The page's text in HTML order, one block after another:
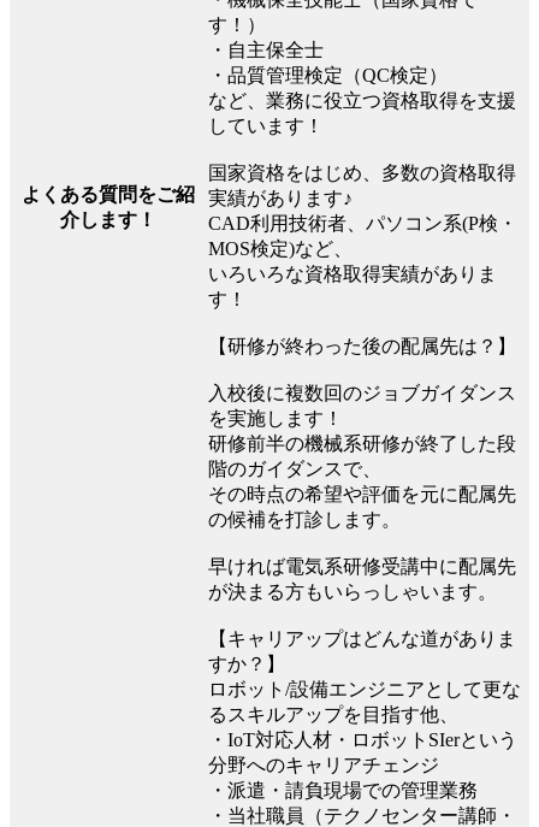
よくある質問をご紹
介します！
す！）
・自主保全士
・品質管理検定（QC検定）
など、業務に役立つ資格取得を支援
しています！
国家資格をはじめ、多数の資格取得
実績があります♪
CAD利用技術者、パソコン系(P検・
MOS検定)など、
いろいろな資格取得実績がありま
す！
【研修が終わった後の配属先は？】
入校後に複数回のジョブガイダンス
を実施します！
研修前半の機械系研修が終了した段
階のガイダンスで、
その時点の希望や評価を元に配属先
の候補を打診します。
早ければ電気系研修受講中に配属先
が決まる方もいらっしゃいます。
【キャリアップはどんな道がありま
すか？】
ロボット/設備エンジニアとして更な
るスキルアップを目指す他、
・IoT対応人材・ロボットSIerという
分野へのキャリアチェンジ
・派遣・請負現場での管理業務
・当社職員（テクノセンター講師・